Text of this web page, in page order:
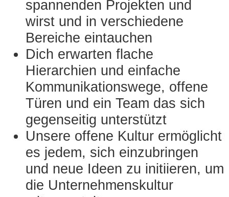
spannenden Projekten und
wirst und in verschiedene
Bereiche eintauchen
Dich erwarten flache
Hierarchien und einfache
Kommunikationswege, offene
Türen und ein Team das sich
gegenseitig unterstützt
Unsere offene Kultur ermöglicht
es jedem, sich einzubringen
und neue Ideen zu initiieren, um
die Unternehmenskultur